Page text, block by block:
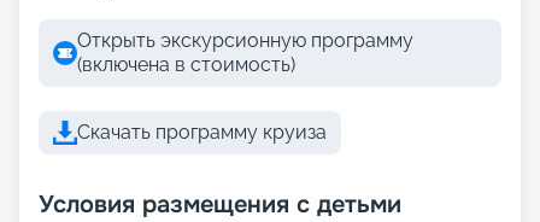
Открыть экскурсионную программу
(включена в стоимость)
Скачать программу круиза
Условия размещения с детьми